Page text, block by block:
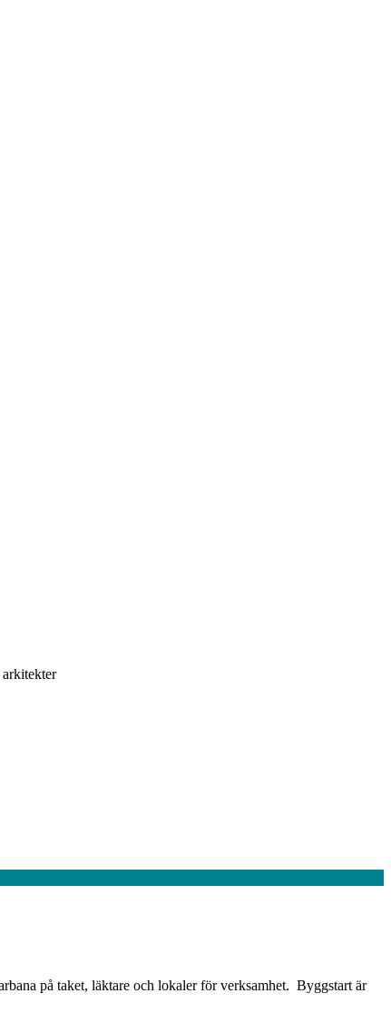
på taket, läktare och lokaler för verksamhet. Byggstart är